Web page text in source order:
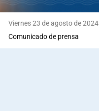
Viernes 23 de agosto de 2024
Comunicado de prensa